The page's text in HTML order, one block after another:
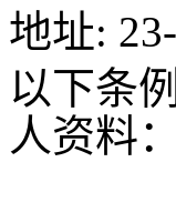
地址:
以下条
人资料：